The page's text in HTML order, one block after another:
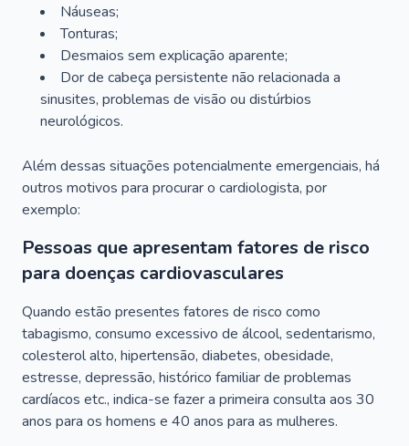
Náuseas;
Tonturas;
Desmaios sem explicação aparente;
Dor de cabeça persistente não relacionada a
sinusites, problemas de visão ou distúrbios
neurológicos.
Além dessas situações potencialmente emergenciais, há
outros motivos para procurar o cardiologista, por
exemplo:
Pessoas que apresentam fatores de risco
para doenças cardiovasculares
Quando estão presentes fatores de risco como
tabagismo, consumo excessivo de álcool, sedentarismo,
colesterol alto, hipertensão, diabetes, obesidade,
estresse, depressão, histórico familiar de problemas
cardíacos etc., indica-se fazer a primeira consulta aos 30
anos para os homens e 40 anos para as mulheres.